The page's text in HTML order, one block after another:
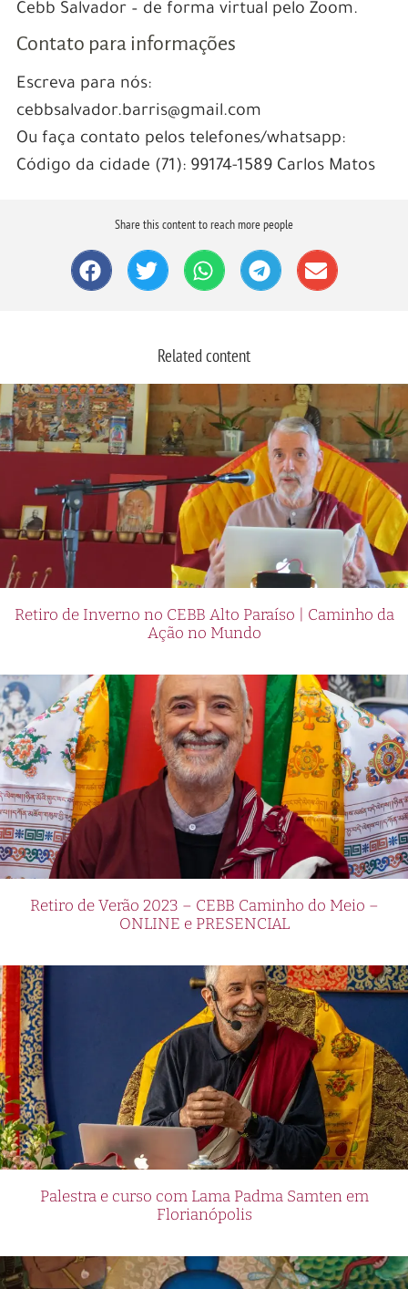
Cebb Salvador – de forma virtual pelo Zoom.
Contato para informações
Escreva para nós:
cebbsalvador.barris@gmail.com
Ou faça contato pelos telefones/whatsapp:
Código da cidade (71): 99174-1589 Carlos Matos
Share this content to reach more people
Related content
Retiro de Inverno no CEBB Alto Paraíso | Caminho da
Ação no Mundo
Retiro de Verão 2023 – CEBB Caminho do Meio –
ONLINE e PRESENCIAL
Palestra e curso com Lama Padma Samten em
Florianópolis